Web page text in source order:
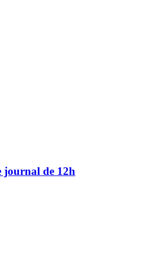
journal de 12h